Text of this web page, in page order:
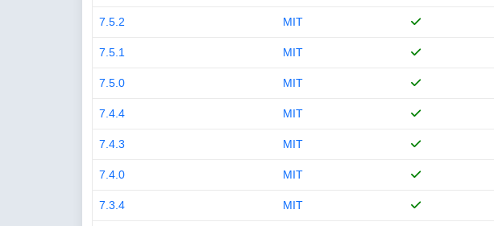
7.5.2 MIT
7.5.1 MIT
7.5.0 MIT
7.4.4 MIT
7.4.3 MIT
7.4.0 MIT
7.3.4 MIT